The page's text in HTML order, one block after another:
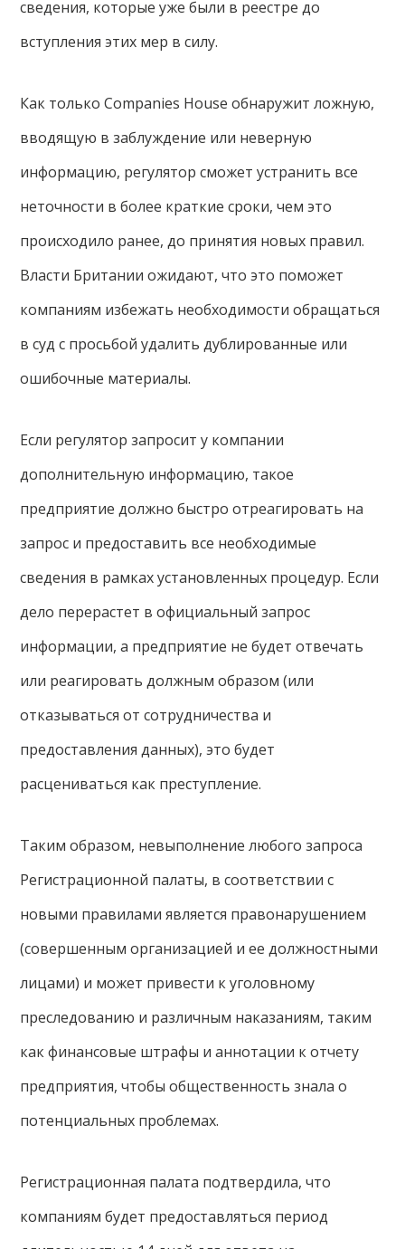
сведения, которые уже были в реестре до
вступления этих мер в силу.
Как только Companies House обнаружит ложную,
вводящую в заблуждение или неверную
информацию, регулятор сможет устранить все
неточности в более краткие сроки, чем это
происходило ранее, до принятия новых правил.
Власти Британии ожидают, что это поможет
компаниям избежать необходимости обращаться
в суд с просьбой удалить дублированные или
ошибочные материалы.
Если регулятор запросит у компании
дополнительную информацию, такое
предприятие должно быстро отреагировать на
запрос и предоставить все необходимые
сведения в рамках установленных процедур. Если
дело перерастет в официальный запрос
информации, а предприятие не будет отвечать
или реагировать должным образом (или
отказываться от сотрудничества и
предоставления данных), это будет
расцениваться как преступление.
Таким образом, невыполнение любого запроса
Регистрационной палаты, в соответствии с
новыми правилами является правонарушением
(совершенным организацией и ее должностными
лицами) и может привести к уголовному
преследованию и различным наказаниям, таким
как финансовые штрафы и аннотации к отчету
предприятия, чтобы общественность знала о
потенциальных проблемах.
Регистрационная палата подтвердила, что
компаниям будет предоставляться период